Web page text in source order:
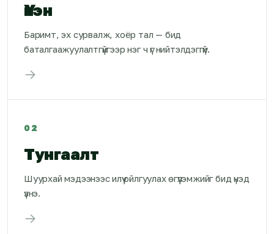
Үнэн
Баримт, эх сурвалж, хоёр тал — бид
баталгаажуулалтгүйгээр нэг ч үг нийтэлдэггүй.
→
02
Тунгаалт
Шуурхай мэдээнээс илүү ойлгуулах өгүүлэмжийг бид үнэд
үзнэ.
→